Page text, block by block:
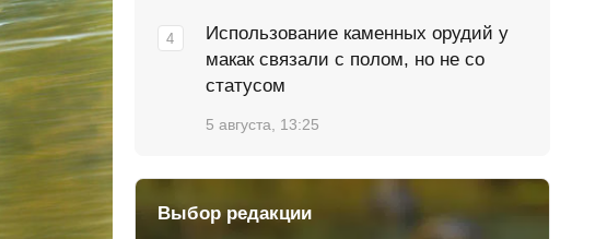
Использование каменных орудий у
макак связали с полом, но не со
статусом
5 августа, 13:25
Выбор редакции